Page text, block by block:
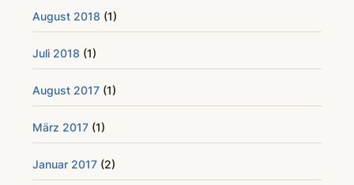
August 2018 (1)
Juli 2018 (1)
August 2017 (1)
März 2017 (1)
Januar 2017 (2)